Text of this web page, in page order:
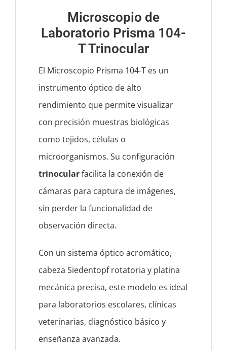
Microscopio de
Laboratorio Prisma 104-
T Trinocular
El Microscopio Prisma 104-T es un
instrumento óptico de alto
rendimiento que permite visualizar
con precisión muestras biológicas
como tejidos, células o
microorganismos. Su configuración
trinocularfacilita la conexión de
cámaras para captura de imágenes,
sin perder la funcionalidad de
observación directa.
Con un sistema óptico acromático,
cabeza Siedentopf rotatoria y platina
mecánica precisa, este modelo es ideal
para laboratorios escolares, clínicas
veterinarias, diagnóstico básico y
enseñanza avanzada.